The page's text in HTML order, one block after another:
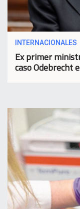
INTERNACIONALES
Ex primer
caso Odebrecht